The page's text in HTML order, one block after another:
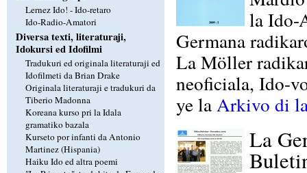
Lernez Ido! - Ido-retaro
Ido-Radio-Amatori
Diversa texti, literaturaji,
Idokursi ed Idofilmi
Tradukuri ed originala literaturaji ed
Idofilmeti da Brian Drake
Originala literaturaji e tradukuri da
Tiberio Madonna
Koreana kurso pri la Idala
gramatiko bazala
Kurseto por infanti da Antonio
Martinez (Hispania)
Haiku Ido ed altra poemi
la Ido-
Germana
La Möller
neoficiala, Ido-
ye laArkivo di
La